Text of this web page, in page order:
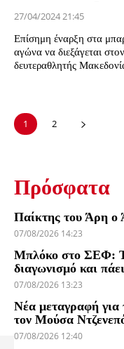
27/04/2024 21:45
Επίσημη έναρξη στα
αγώνα να διεξάγεται
δευτεραθλητής
1 2
Πρόσφατα
Παίκτης του Άρη ο
07/08/2026 14:23
Μπλόκο στο ΣΕΦ:
διαγωνισμό και
07/08/2026 13:23
Νέα μεταγραφή για
τον Μούσα
07/08/2026 12:40